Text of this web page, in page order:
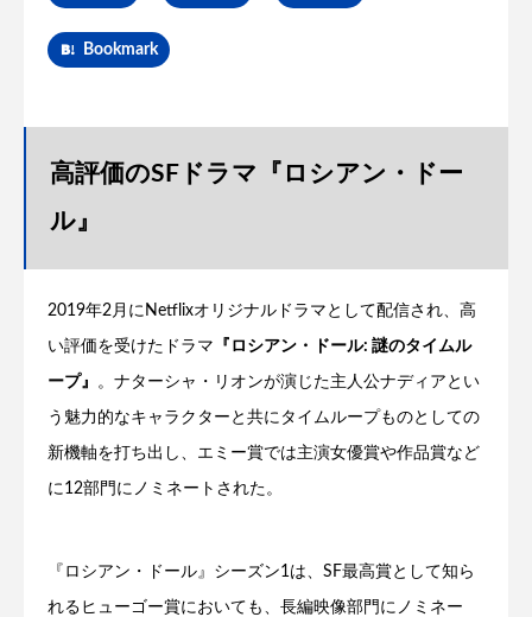
Bookmark
高評価のSFドラマ『ロシアン・ドー
ル』
2019年2月にNetflixオリジナルドラマとして配信され、高
い評価を受けたドラマ 『ロシアン・ドール: 謎のタイムル
ープ』 。ナターシャ・リオンが演じた主人公ナディアとい
う魅力的なキャラクターと共にタイムループものとしての
新機軸を打ち出し、エミー賞では主演女優賞や作品賞など
に12部門にノミネートされた。
『ロシアン・ドール』シーズン1は、SF最高賞として知ら
れるヒューゴー賞においても、長編映像部門にノミネー